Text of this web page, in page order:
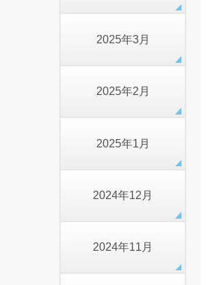
2025年3月
2025年2月
2025年1月
2024年12月
2024年11月